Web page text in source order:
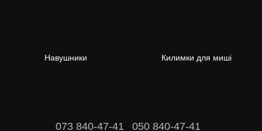
Навушники Килимки для миші
073 840-47-41 050 840-47-41